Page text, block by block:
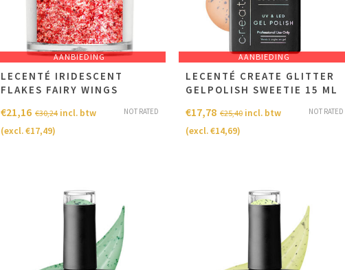
AANBIEDING
LECENTÉ IRIDESCENT
FLAKES FAIRY WINGS
NOT RATED
€30,24
€21,16
incl. btw
(excl.€17,49)
AANBIEDING
LECENTÉ CREATE GLITTER
GELPOLISH SWEETIE 15 ML
NOT RATED
€25,40
€17,78
incl. btw
(excl.€14,69)